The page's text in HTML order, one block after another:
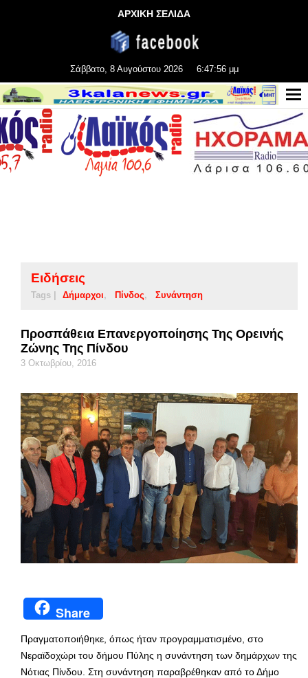
ΑΡΧΙΚΗ ΣΕΛΙΔΑ
Σάββατο, 8 Αυγούστου 2026 6:47:57 μμ
Ειδήσεις
Tags | Δήμαρχοι Πίνδος Συνάντηση
Προσπάθεια Επανεργοποίησης Της Ορεινής
Ζώνης Της Πίνδου
3 Οκτωβρίου, 2016
Share
Πραγματοποιήθηκε, όπως ήταν προγραμματισμένο, στο
Νεραϊδοχώρι του δήμου Πύλης η συνάντηση των δημάρχων της
Νότιας Πίνδου. Στη συνάντηση παραβρέθηκαν από το Δήμο